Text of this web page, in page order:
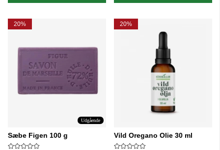
20%
Udgående
Sæbe Figen 100 g
20%
Vild Oregano Olie 30 ml